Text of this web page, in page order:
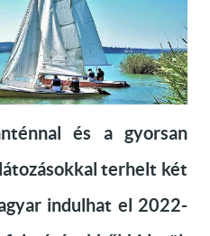
és a gyorsan
terhelt két
indulhat el 2022-